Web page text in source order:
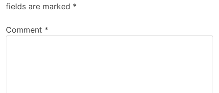
fields are marked *
Comment *